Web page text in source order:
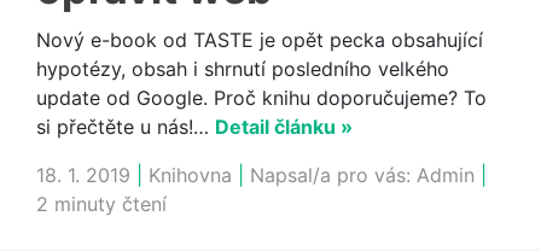
Nový e-book od TASTE je opět pecka obsahující
hypotézy, obsah i shrnutí posledního velkého
update od Google. Proč knihu doporučujeme? To
si přečtěte u nás!… Detail článku »
18. 1. 2019
Knihovna Napsal/a pro vás: Admin
2 minuty čtení